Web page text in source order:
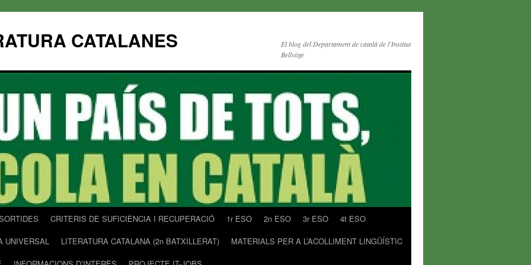
CATALANES
El blog del Departament de català de l'Institut
Bellvitge
CRITERIS DE SUFICIÈNCIA I RECUPERACIÓ 1r ESO 2n ESO 3r ESO
4t ESO
UNIVERSAL LITERATURA CATALANA (2n BATXILLERAT)
MATERIALS PER A L’ACOLLIMENT LINGÜÍSTIC